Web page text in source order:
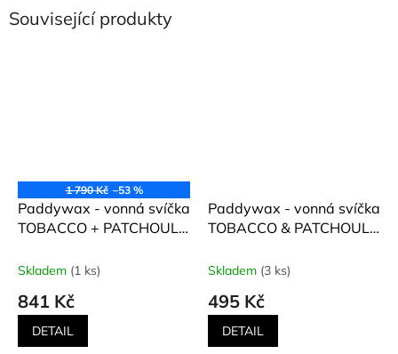
Související produkty
1 790 Kč –53 %
Paddywax - vonná svíčka
TOBACCO + PATCHOULI
Skladem (1 ks)
841 Kč
DETAIL
Paddywax - vonná svíčka
TOBACCO & PATCHOULI
Skladem (3 ks)
495 Kč
DETAIL